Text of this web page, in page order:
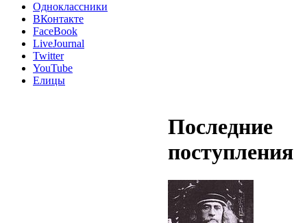
Одноклассники
ВКонтакте
FaceBook
LiveJournal
Twitter
YouTube
Елицы
Последние
поступления